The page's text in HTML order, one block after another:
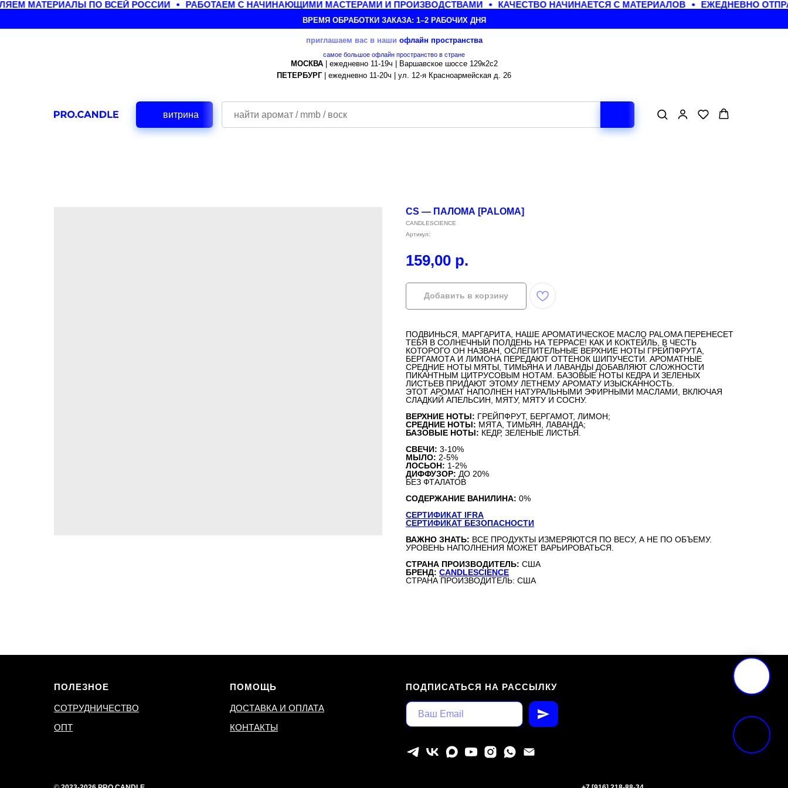
МАТЕРИАЛЫ ПО ВСЕЙ РОССИИ РАБОТАЕМ С НАЧИНАЮЩИМИ МАСТЕРАМИ И ПРОИЗВОДСТВАМИ КАЧЕСТВО НАЧИНАЕТСЯ С МАТЕРИАЛОВ ЕЖЕДНЕВНО
ВРЕМЯ ОБРАБОТКИ ЗАКАЗА: 1–2 РАБОЧИХ ДНЯ
приглашаем вас в наши офлайн пространства
самое большое офлайн пространство в стране
МОСКВА| ежедневно 11-19ч | Варшавское шоссе 129к2с2
ПЕТЕРБУРГ| ежедневно 11-20ч | ул. 12-я Красноармейская д. 26
витрина
CS — ПАЛОМА [PALOMA]
CANDLESCIENCE
Артикул:
159,00 р.
Добавить в корзину
ПОДВИНЬСЯ, МАРГАРИТА, НАШЕ АРОМАТИЧЕСКОЕ МАСЛО PALOMA ПЕРЕНЕСЕТ
ТЕБЯ В СОЛНЕЧНЫЙ ПОЛДЕНЬ НА ТЕРРАСЕ! КАК И КОКТЕЙЛЬ, В ЧЕСТЬ
КОТОРОГО ОН НАЗВАН, ОСЛЕПИТЕЛЬНЫЕ ВЕРХНИЕ НОТЫ ГРЕЙПФРУТА,
БЕРГАМОТА И ЛИМОНА ПЕРЕДАЮТ ОТТЕНОК ШИПУЧЕСТИ. АРОМАТНЫЕ
СРЕДНИЕ НОТЫ МЯТЫ, ТИМЬЯНА И ЛАВАНДЫ ДОБАВЛЯЮТ СЛОЖНОСТИ
ПИКАНТНЫМ ЦИТРУСОВЫМ НОТАМ. БАЗОВЫЕ НОТЫ КЕДРА И ЗЕЛЕНЫХ
ЛИСТЬЕВ ПРИДАЮТ ЭТОМУ ЛЕТНЕМУ АРОМАТУ ИЗЫСКАННОСТЬ.
ЭТОТ АРОМАТ НАПОЛНЕН НАТУРАЛЬНЫМИ ЭФИРНЫМИ МАСЛАМИ, ВКЛЮЧАЯ
СЛАДКИЙ АПЕЛЬСИН, МЯТУ, МЯТУ И СОСНУ.
ВЕРХНИЕ НОТЫ: ГРЕЙПФРУТ, БЕРГАМОТ, ЛИМОН;
СРЕДНИЕ НОТЫ: МЯТА, ТИМЬЯН, ЛАВАНДА;
БАЗОВЫЕ НОТЫ: КЕДР, ЗЕЛЕНЫЕ ЛИСТЬЯ.
СВЕЧИ: 3-10%
МЫЛО: 2-5%
ЛОСЬОН: 1-2%
ДИФФУЗОР: ДО 20%
БЕЗ ФТАЛАТОВ
СОДЕРЖАНИЕ ВАНИЛИНА: 0%
СЕРТИФИКАТ IFRA
СЕРТИФИКАТ БЕЗОПАСНОСТИ
ВАЖНО ЗНАТЬ: ВСЕ ПРОДУКТЫ ИЗМЕРЯЮТСЯ ПО ВЕСУ, А НЕ ПО ОБЪЕМУ.
УРОВЕНЬ НАПОЛНЕНИЯ МОЖЕТ ВАРЬИРОВАТЬСЯ.
СТРАНА ПРОИЗВОДИТЕЛЬ: США
БРЕНД: CANDLESCIENCE
СТРАНА ПРОИЗВОДИТЕЛЬ: США
ПОЛЕЗНОЕ
СОТРУДНИЧЕСТВО
ОПТ
ПОМОЩЬ
ДОСТАВКА И ОПЛАТА
КОНТАКТЫ
ПОДПИСАТЬСЯ НА РАССЫЛКУ